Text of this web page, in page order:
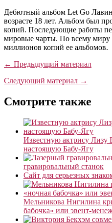
Дебютный альбом Let Go
возрасте 18 лет. Альбом был
копий. Последующие работы
мировые чарты. По всему миру
миллионов копий ее альбомов.
← Предыдущий материал
Следующий материал →
Смотрите также
Известную актрису Лизу
настоящую Бабу-Ягу
гравировальный станок
Сайт для серьезных
Мельникова Нигилина
бабочка» или эвент-